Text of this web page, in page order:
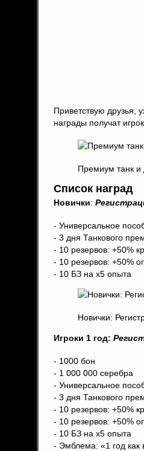
Приветствую друзья,
награды получат
Премиум танк и
Список наград
Новички:
- Универсальное
- 3 дня Танкового
- 10 резервов: +50%
- 10 резервов: +50%
- 10 БЗ на x5 опыта
Новички:
Игроки 1 год:
- 1000 бон
- 1 000 000 серебра
- Универсальное
- 3 дня Танкового
- 10 резервов: +50%
- 10 резервов: +50%
- 10 БЗ на x5 опыта
- Эмблема: «1 год как